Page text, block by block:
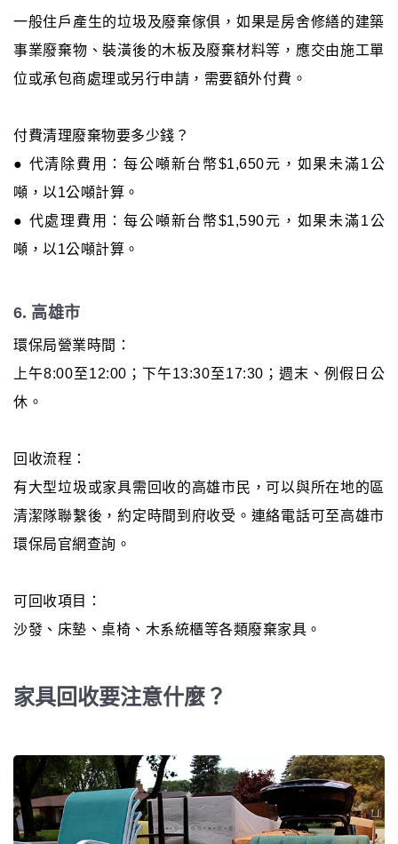
一般住戶產生的垃圾及廢棄傢俱，如果是房舍修繕的建築
事業廢棄物、裝潢後的木板及廢棄材料等，應交由施工單
位或承包商處理或另行申請，需要額外付費。
付費清理廢棄物要多少錢？
● 代清除費用：每公噸新台幣$1,650元，如果未滿1公
噸，以1公噸計算。
● 代處理費用：每公噸新台幣$1,590元，如果未滿1公
噸，以1公噸計算。
6. 高雄市
環保局營業時間：
上午8:00至12:00；下午13:30至17:30；週末、例假日公
休。
回收流程：
有大型垃圾或家具需回收的高雄市民，可以與所在地的區
清潔隊聯繫後，約定時間到府收受。連絡電話可至高雄市
環保局官網查詢。
可回收項目：
沙發、床墊、桌椅、木系統櫃等各類廢棄家具。
家具回收要注意什麼？